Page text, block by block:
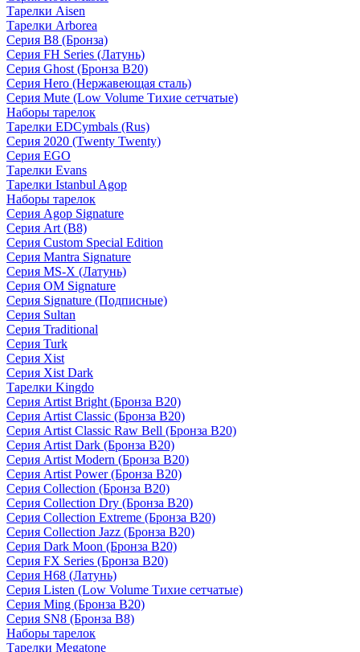
Тарелки Aisen
Тарелки Arborea
Серия B8 (Бронза)
Серия FH Series (Латунь)
Серия Ghost (Бронза B20)
Серия Hero (Нержавеющая сталь)
Серия Mute (Low Volume Тихие сетчатые)
Наборы тарелок
Тарелки EDCymbals (Rus)
Серия 2020 (Twenty Twenty)
Серия EGO
Тарелки Evans
Тарелки Istanbul Agop
Наборы тарелок
Серия Agop Signature
Серия Art (B8)
Серия Custom Special Edition
Серия Mantra Signature
Серия MS-X (Латунь)
Серия OM Signature
Серия Signature (Подписные)
Серия Sultan
Серия Traditional
Серия Turk
Серия Xist
Серия Xist Dark
Тарелки Kingdo
Серия Artist Bright (Бронза B20)
Серия Artist Classic (Бронза B20)
Серия Artist Classic Raw Bell (Бронза B20)
Серия Artist Dark (Бронза B20)
Серия Artist Modern (Бронза B20)
Серия Artist Power (Бронза B20)
Серия Collection (Бронза B20)
Серия Collection Dry (Бронза B20)
Серия Collection Extreme (Бронза B20)
Серия Collection Jazz (Бронза B20)
Серия Dark Moon (Бронза B20)
Серия FX Series (Бронза B20)
Серия H68 (Латунь)
Серия Listen (Low Volume Тихие сетчатые)
Серия Ming (Бронза B20)
Серия SN8 (Бронза B8)
Наборы тарелок
Тарелки Megatone